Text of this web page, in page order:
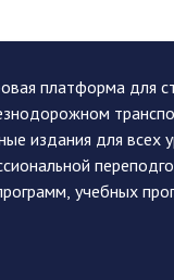
платформа для
издания для всех
учебных